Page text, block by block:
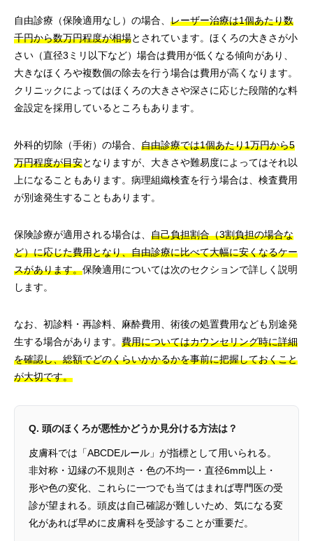
自由診療（保険適用なし）の場合、 レーザー治療は1個あたり数
千円から数万円程度が相場とされています。ほくろの大きさが小
さい（直径3ミリ以下など）場合は費用が低くなる傾向があり、
大きなほくろや複数個の除去を行う場合は費用が高くなります。
クリニックによってはほくろの大きさや深さに応じた段階的な料
金設定を採用しているところもあります。
外科的切除（手術）の場合、 自由診療では1個あたり1万円から5
万円程度が目安となりますが、大きさや難易度によってはそれ以
上になることもあります。病理組織検査を行う場合は、検査費用
が別途発生することもあります。
保険診療が適用される場合は、 自己負担割合（3割負担の場合な
ど）に応じた費用となり、自由診療に比べて大幅に安くなるケー
スがあります。保険適用については次のセクションで詳しく説明
します。
なお、初診料・再診料、麻酔費用、術後の処置費用なども別途発
生する場合があります。 費用についてはカウンセリング時に詳細
を確認し、総額でどのくらいかかるかを事前に把握しておくこと
が大切です。
Q. 頭のほくろが悪性かどうか見分ける方法は？
皮膚科では「ABCDEルール」が指標として用いられる。
非対称・辺縁の不規則さ・色の不均一・直径6mm以上・
形や色の変化、これらに一つでも当てはまれば専門医の受
診が望まれる。頭皮は自己確認が難しいため、気になる変
化があれば早めに皮膚科を受診することが重要だ。